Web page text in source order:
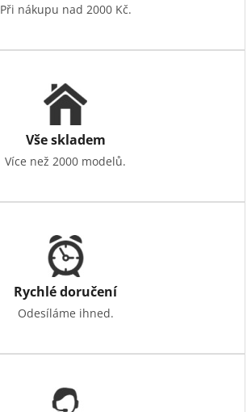
Při nákupu nad 2000 Kč.
Vše skladem
Více než 2000 modelů.
Rychlé doručení
Odesíláme ihned.